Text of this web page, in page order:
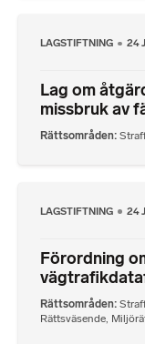
LAGSTIFTNING 24
Lag om
missbruk av
Rättsområden
LAGSTIFTNING 24
Förordning
Rättsområden
Rättsväsende,